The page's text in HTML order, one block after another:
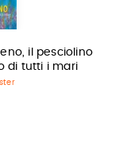
il pesciolino
di tutti i mari